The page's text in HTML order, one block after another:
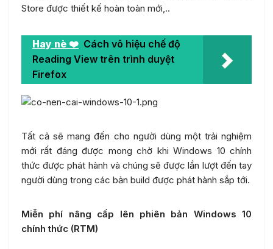
Store được thiết kế hoàn toàn mới,..
Hay nè ❤️ Cách vô hiệu chế độ
Reading View trên trình duyệt
Firefox
Tất cả sẽ mang đến cho người dùng một trải nghiệm
mới rất đáng được mong chờ khi Windows 10 chính
thức được phát hành và chúng sẽ được lần lượt đến tay
người dùng trong các bản build được phát hành sắp tới.
Miễn phí nâng cấp lên phiên bản Windows 10
chính thức (RTM)